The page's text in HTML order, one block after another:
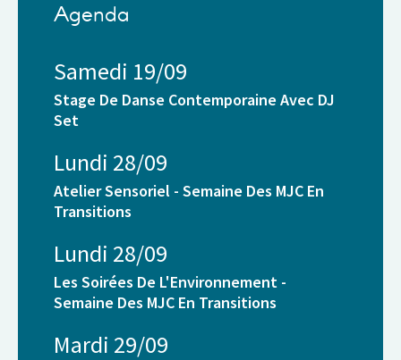
Agenda
Samedi 19/09
Stage De Danse Contemporaine Avec DJ
Set
Lundi 28/09
Atelier Sensoriel - Semaine Des MJC En
Transitions
Lundi 28/09
Les Soirées De L'Environnement -
Semaine Des MJC En Transitions
Mardi 29/09